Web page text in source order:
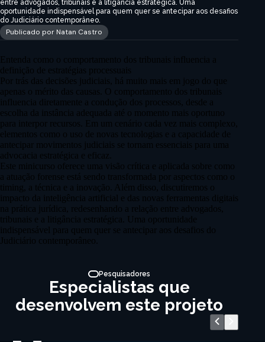
entre advogados, tribunais e a litigância estratégica. Uma
oportunidade indispensável para quem quer se antecipar aos desafios
do Judiciário contemporâneo.
Publicado por Natan Castro
Entenda como o comportamento dos tribunais influencia a
definição de estratégias processuais
Por trás das decisões judiciais, há muito mais em jogo do que
apenas o mérito das causas. O comportamento dos tribunais
influencia diretamente a condução dos processos, desde a
escolha da instância adequada até o momento mais oportuno
para interpor recursos. Em um cenário cada vez mais complexo,
elementos como o uso de novas tecnologias e a capacidade de
antecipar movimentos judiciais se tornam essenciais para uma
advocacia estratégica e eficaz.
Este minicurso oferece uma visão crítica e aplicada sobre como
a atuação forense está sendo transformada por aspectos como o
timing, a técnica e a inovação. Além disso, discutiremos o
impacto da inteligência artificial e das novas ferramentas digitais
na prática jurídica, redesenhando a relação entre advogados,
tribunais e a litigância estratégica. Uma oportunidade
indispensável para quem quer se antecipar aos desafios do
Judiciário contemporâneo.
Pesquisadores
Especialistas que
desenvolvem este projeto